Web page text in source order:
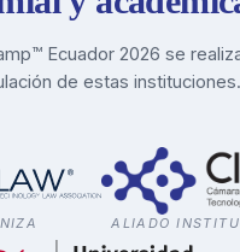
Ecuador 2026 se
de estas instituciones.
ALIADO